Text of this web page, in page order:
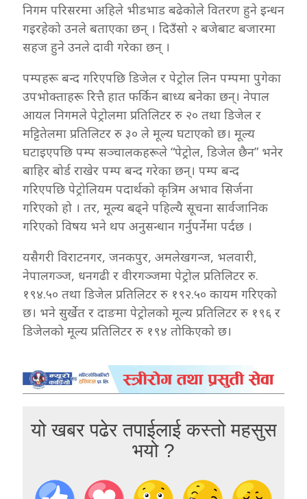
निगम परिसरमा अहिले भीडभाड बढेकोले वितरण हुने इन्धन
गइरहेको उनले बताएका छन् । दिउँसो २ बजेबाट बजारमा
सहज हुने उनले दावी गरेका छन् ।
पम्पहरू बन्द गरिएपछि डिजेल र पेट्रोल लिन पम्पमा पुगेका
उपभोक्ताहरू रित्तै हात फर्किन बाध्य बनेका छन्। नेपाल
आयल निगमले पेट्रोलमा प्रतिलिटर रु २० तथा डिजेल र
मट्टितेलमा प्रतिलिटर रु ३० ले मूल्य घटाएको छ। मूल्य
घटाइएपछि पम्प सञ्चालकहरूले “पेट्रोल, डिजेल छैन” भनेर
बाहिर बोर्ड राखेर पम्प बन्द गरेका छन्। पम्प बन्द
गरिएपछि पेट्रोलियम पदार्थको कृत्रिम अभाव सिर्जना
गरिएको हो । तर, मूल्य बढ्ने पहिल्यै सूचना सार्वजानिक
गरिएको विषय भने थप अनुसन्धान गर्नुपर्नेमा पर्दछ ।
यसैगरी विराटनगर, जनकपुर, अमलेखगन्ज, भलवारी,
नेपालगञ्ज, धनगढी र वीरगञ्जमा पेट्रोल प्रतिलिटर रु.
१९४.५० तथा डिजेल प्रतिलिटर रु १९२.५० कायम गरिएको
छ। भने सुर्खेत र दाङमा पेट्रोलको मूल्य प्रतिलिटर रु १९६ र
डिजेलको मूल्य प्रतिलिटर रु १९४ तोकिएको छ।
यो खबर पढेर तपाईलाई कस्तो महसुस
भयो ?